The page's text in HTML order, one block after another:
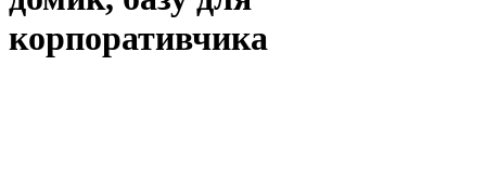
корпоративчика